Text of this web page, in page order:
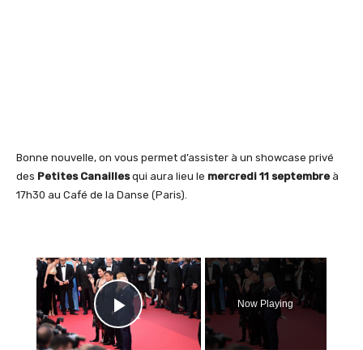
Bonne nouvelle, on vous permet d’assister à un showcase privé
des Petites Canaillesqui aura lieu le mercredi 11 septembre à
17h30 au Café de la Danse (Paris).
×
Play Video
Now Playing